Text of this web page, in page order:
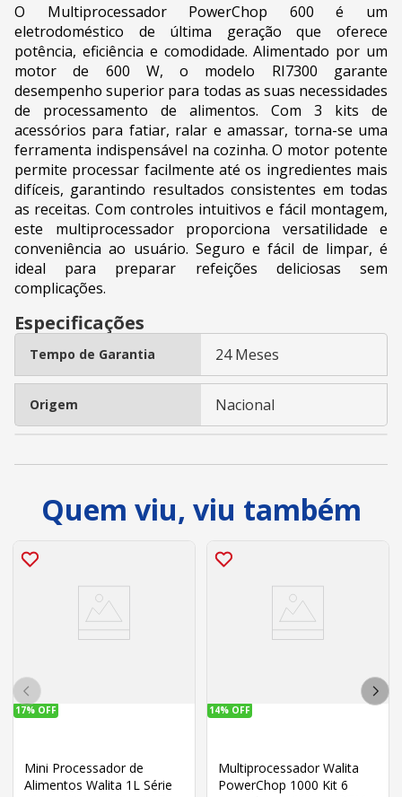
O Multiprocessador PowerChop 600 é um
eletrodoméstico de última geração que oferece
potência, eficiência e comodidade. Alimentado por um
motor de 600 W, o modelo RI7300 garante
desempenho superior para todas as suas necessidades
de processamento de alimentos. Com 3 kits de
acessórios para fatiar, ralar e amassar, torna-se uma
ferramenta indispensável na cozinha. O motor potente
permite processar facilmente até os ingredientes mais
difíceis, garantindo resultados consistentes em todas
as receitas. Com controles intuitivos e fácil montagem,
este multiprocessador proporciona versatilidade e
conveniência ao usuário. Seguro e fácil de limpar, é
ideal para preparar refeições deliciosas sem
complicações.
Especificações
Tempo de Garantia 24 Meses
Origem Nacional
Quem viu, viu também
17% OFF
Mini Processador de
Alimentos Walita 1L Série
14% OFF
Multiprocessador Walita
PowerChop 1000 Kit 6